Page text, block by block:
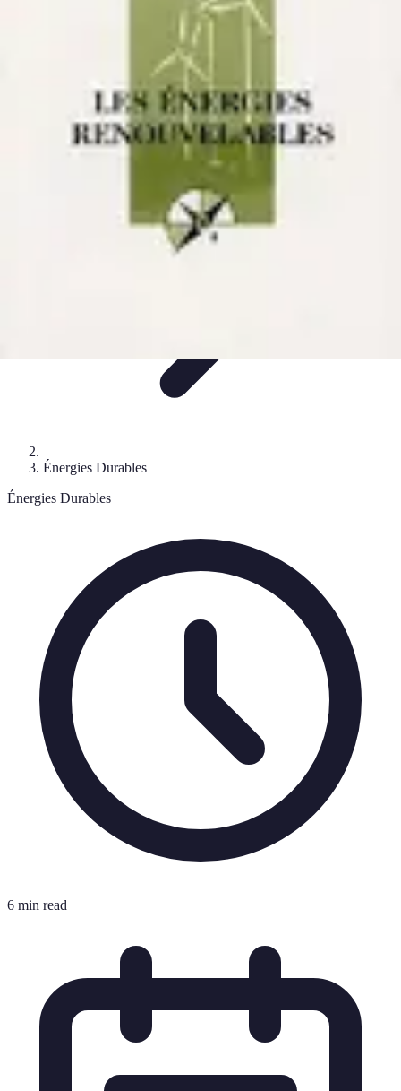
Urbanisme Durable
Biodiversité et Espaces
Engagement citoyen
Avenir Écologique
Énergies Durables
Énergies Durables
6 min read